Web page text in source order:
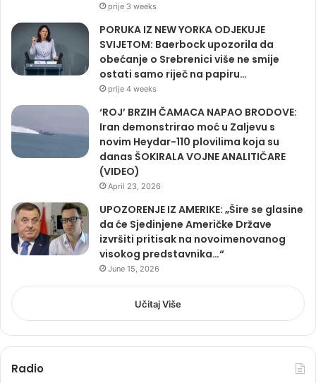
prije 3 weeks
PORUKA IZ NEW YORKA ODJEKUJE
SVIJETOM: Baerbock upozorila da
obećanje o Srebrenici više ne smije
ostati samo riječ na papiru…
prije 4 weeks
‘ROJ’ BRZIH ČAMACA NAPAO BRODOVE:
Iran demonstrirao moć u Zaljevu s
novim Heydar-110 plovilima koja su
danas ŠOKIRALA VOJNE ANALITIČARE
(VIDEO)
April 23, 2026
UPOZORENJE IZ AMERIKE: „Šire se glasine
da će Sjedinjene Američke Države
izvršiti pritisak na novoimenovanog
visokog predstavnika…“
June 15, 2026
Učitaj Više
Radio